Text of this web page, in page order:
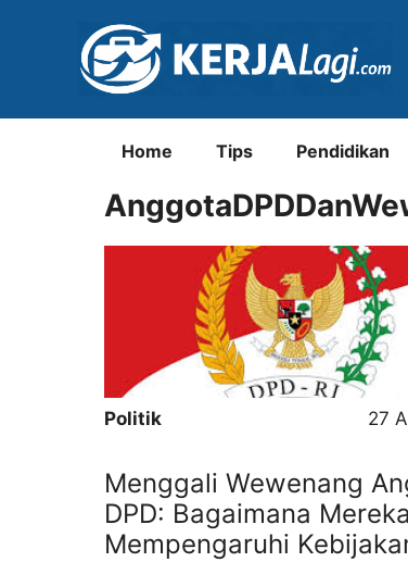
Home Tips Pendidikan
Politik 27
Menggali Wewenang
DPD: Bagaimana Mereka
Mempengaruhi